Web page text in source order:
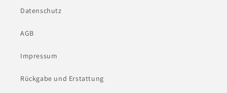
Datenschutz
AGB
Impressum
Rückgabe und Erstattung